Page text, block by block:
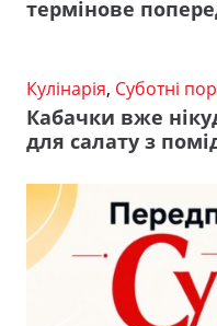
термінове
Кулінарія, Суботні
Кабачки вже
для салату з